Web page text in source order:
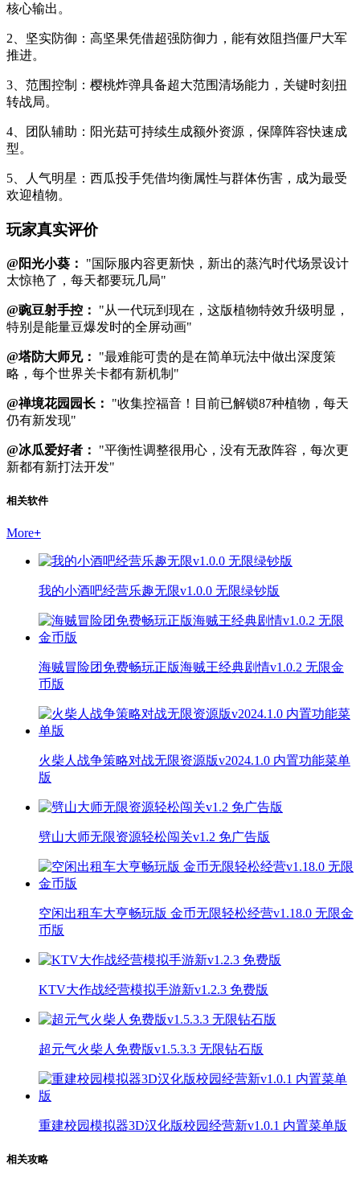
核心输出。
2、坚实防御：高坚果凭借超强防御力，能有效阻挡僵尸大军
推进。
3、范围控制：樱桃炸弹具备超大范围清场能力，关键时刻扭
转战局。
4、团队辅助：阳光菇可持续生成额外资源，保障阵容快速成
型。
5、人气明星：西瓜投手凭借均衡属性与群体伤害，成为最受
欢迎植物。
玩家真实评价
@阳光小葵：
"国际服内容更新快，新出的蒸汽时代场景设计
太惊艳了，每天都要玩几局"
@豌豆射手控：
"从一代玩到现在，这版植物特效升级明显，
特别是能量豆爆发时的全屏动画"
@塔防大师兄：
"最难能可贵的是在简单玩法中做出深度策
略，每个世界关卡都有新机制"
@禅境花园园长：
"收集控福音！目前已解锁87种植物，每天
仍有新发现"
@冰瓜爱好者：
"平衡性调整很用心，没有无敌阵容，每次更
新都有新打法开发"
相关软件
More+
我的小酒吧经营乐趣无限v1.0.0 无限绿钞版
海贼冒险团免费畅玩正版海贼王经典剧情v1.0.2 无限金
币版
火柴人战争策略对战无限资源版v2024.1.0 内置功能菜单
版
劈山大师无限资源轻松闯关v1.2 免广告版
空闲出租车大亨畅玩版 金币无限轻松经营v1.18.0 无限金
币版
KTV大作战经营模拟手游新v1.2.3 免费版
超元气火柴人免费版v1.5.3.3 无限钻石版
重建校园模拟器3D汉化版校园经营新v1.0.1 内置菜单版
相关攻略